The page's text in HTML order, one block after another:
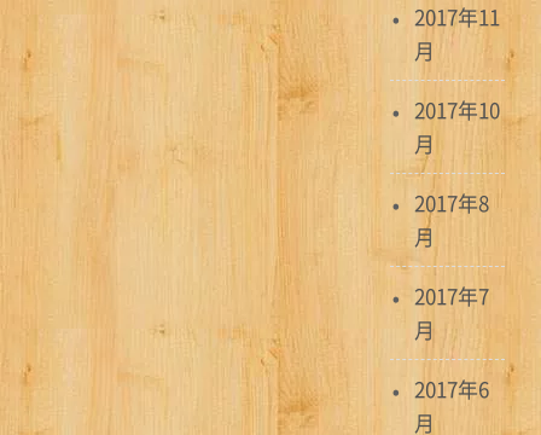
2017年11
月
2017年10
月
2017年8
月
2017年7
月
2017年6
月